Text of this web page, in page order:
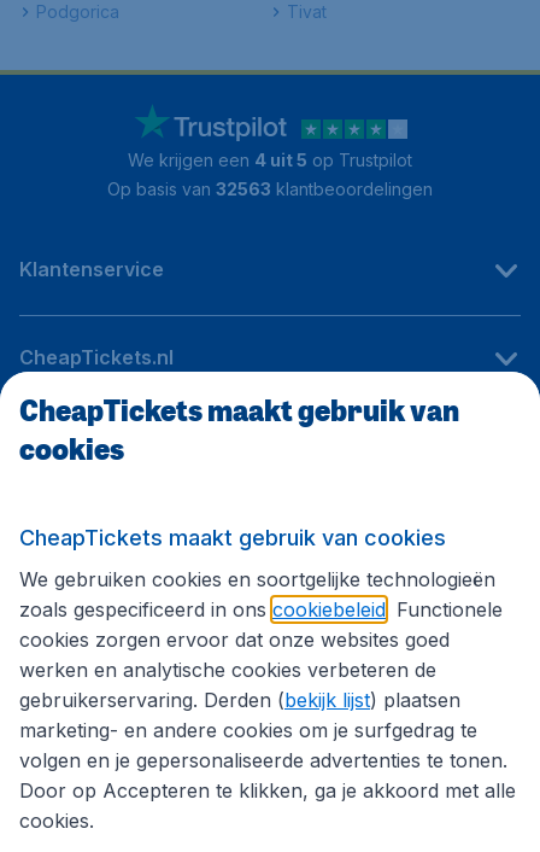
Podgorica Tivat
We krijgen een 4 uit 5 op Trustpilot
Op basis van 32563 klantbeoordelingen
Klantenservice
CheapTickets.nl
Internationale sites
Volg CheapTickets.nl
CheapTickets maakt gebruik van
cookies
CheapTickets maakt gebruik van cookies
We gebruiken cookies en soortgelijke technologieën
zoals gespecificeerd in ons cookiebeleid . Functionele
cookies zorgen ervoor dat onze websites goed
werken en analytische cookies verbeteren de
gebruikerservaring. Derden (bekijk lijst) plaatsen
marketing- en andere cookies om je surfgedrag te
volgen en je gepersonaliseerde advertenties te tonen.
Door op Accepteren te klikken, ga je akkoord met alle
cookies.